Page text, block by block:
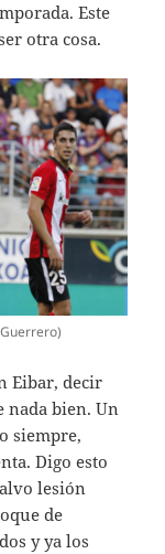
Este
otra cosa.
Eibar, decir
bien. Un
siempre,
Digo esto
lesión
de
y ya los